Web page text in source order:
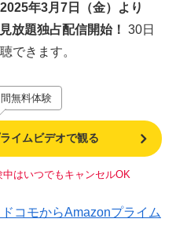
2025年3月7日（金）より
放題独占配信開始！ 30日
できます。
無料体験
イムビデオで観る
はいつでもキャンセルOK
コモからAmazonプライム